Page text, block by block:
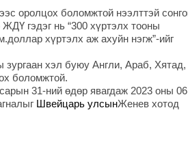
оролцох боломжтой нээлттэй
гэдэг нь “300 хүртэлх тооны
хүртэлх аж ахуйн нэгж”-ийг
хэл буюу Англи, Араб, Хятад,
боломжтой.
сарын 31-ний өдөр явагдаж 2023 оны 06
Швейцарь улсынЖенев хотод